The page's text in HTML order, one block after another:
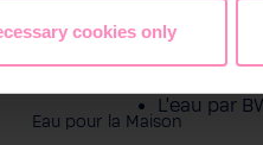
cookies onlyBoutique
L'eau par
Eau pour la Maison